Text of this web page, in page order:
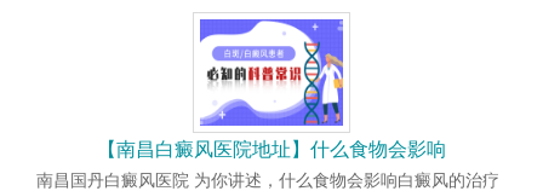
【南昌白癜风医院地址】什么食物会影响
南昌国丹白癜风医院 为你讲述，什么食物会影响白癜风的治疗